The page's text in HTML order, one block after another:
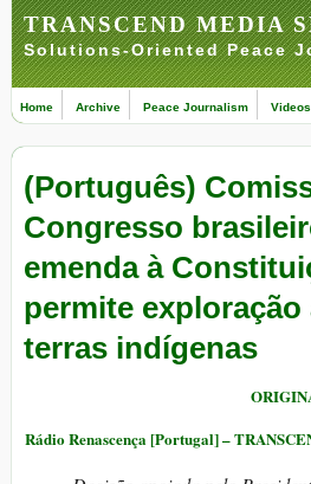
TRANSCEND MEDIA
Solutions-Oriented Peace
Home Archive Peace Journalism Videos
(Português)
Congresso
emenda à
permite
terras indígenas
Rádio Renascença [Portugal] –